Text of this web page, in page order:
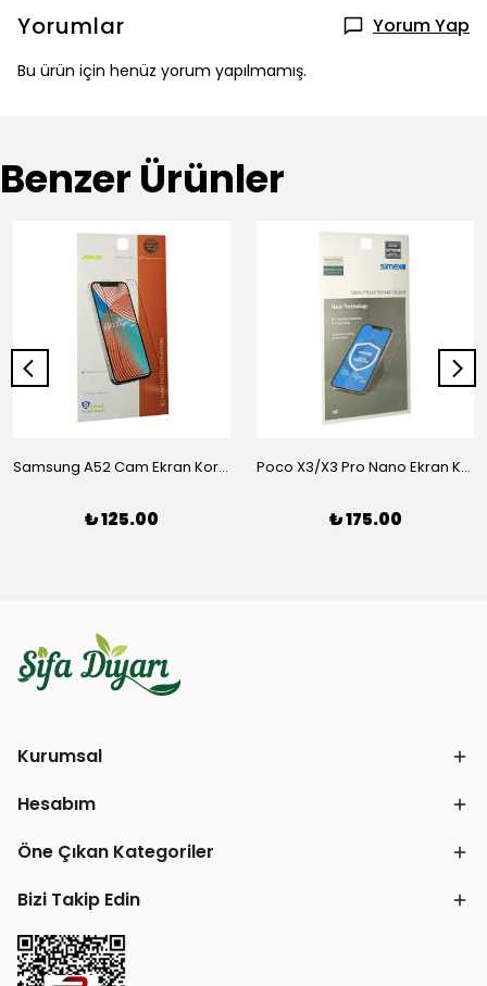
Yorumlar Yorum Yap
Bu ürün için henüz yorum yapılmamış.
Benzer Ürünler
Samsung A52 Cam Ekran Koruyucu
₺ 125.00
Poco X3/X3 Pro Nano Ekran Koruyucu
₺ 175.00
Kurumsal
Hesabım
Öne Çıkan Kategoriler
Bizi Takip Edin